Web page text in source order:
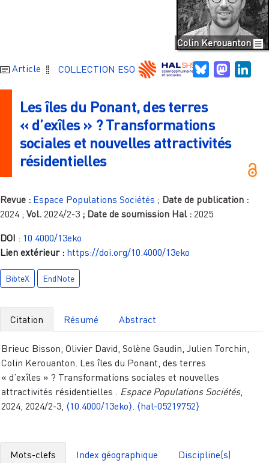
Colin Kerouanton
Article COLLECTION ESO Bluesky
Les îles du Ponant, des terres
« d’exîles » ? Transformations
sociales et nouvelles attractivités
résidentielles
Revue : Espace Populations Sociétés ; Date de publication :
2024 ; Vol. 2024/2-3 ; Date de soumission Hal : 2025
DOI : 10.4000/13eko
Lien extérieur : https://doi.org/10.4000/13eko
BibteX EndNote
Citation Résumé Abstract
Brieuc Bisson, Olivier David, Solène Gaudin, Julien Torchin,
Colin Kerouanton. Les îles du Ponant, des terres
« d’exîles » ? Transformations sociales et nouvelles
attractivités résidentielles .
Espace Populations Sociétés,
2024, 2024/2-3, ⟨10.4000/13eko⟩ ⟨hal-05219752⟩
Mots-clefs Index géographique Discipline(s)